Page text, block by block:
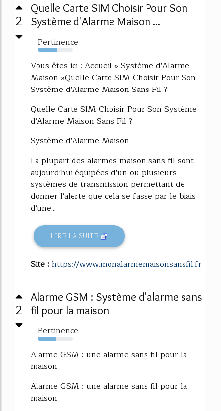
2
Quelle Carte SIM Choisir Pour Son
Système d'Alarme Maison ...
Pertinence
54%
Vous êtes ici : Accueil » Système d'Alarme
Maison »Quelle Carte SIM Choisir Pour Son
Système d'Alarme Maison Sans Fil ?
Quelle Carte SIM Choisir Pour Son Système
d'Alarme Maison Sans Fil ?
Système d'Alarme Maison
La plupart des alarmes maison sans fil sont
aujourd'hui équipées d'un ou plusieurs
systèmes de transmission permettant de
donner l'alerte que cela se fasse par le biais
d'une...
LIRE LA SUITE
Site :https://www.monalarmemaisonsansfil.fr
2
Alarme GSM : Système d'alarme sans
fil pour la maison
Pertinence
53%
Alarme GSM : une alarme sans fil pour la
maison
Alarme GSM : une alarme sans fil pour la
maison